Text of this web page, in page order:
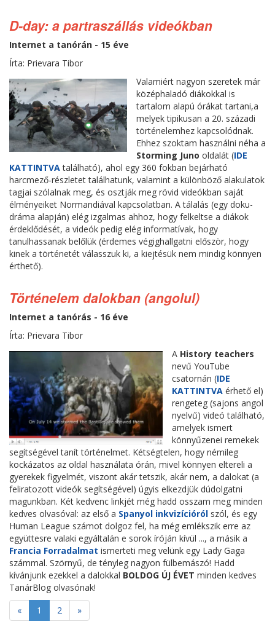
D-day: a partraszállás videókban
Internet a tanórán - 15 éve
Írta: Prievara Tibor
Valamiért nagyon szeretek már
középhaladó diákokkal is
tartalom alapú órákat tartani,a
melyek tipikusan a 20. századi
történelemhez kapcsolódnak.
Ehhez szoktam használni néha a
Storming Juno oldalát (IDE
KATTINTVAtalálható), ahol egy 360 fokban bejárható
harcmező-részletet találhatunk, valamint a különböző alakulatok
tagjai szólalnak meg, és osztják meg rövid videókban saját
élményeiket Normandiával kapcsolatban. A tálalás (egy doku-
dráma alapján) elég izgalmas ahhoz, hogy felkeltse a diákok
érdeklődését, a videók pedig elég informatívak, hogy
tanulhassanak belőlük (érdemes végighallgatni először, hogy
kinek a történetét válasszuk ki, a kiejtésük nem mindig könnyen
érthető).
Történelem dalokban (angolul)
Internet a tanórás - 16 éve
Írta: Prievara Tibor
A History teachers
nevű YouTube
csatornán (IDE
KATTINTVA érhető el)
rengeteg (sajons angol
nyelvű) videó található,
amelyek ismert
könnyűzenei remekek
segítségével tanít történelmet. Kétségtelen, hogy némileg
kockázatos az oldal használata órán, mivel könnyen eltereli a
gyerekek figyelmét, viszont akár tetszik, akár nem, a dalokat (a
feliratozott videók segítségével) úgyis elkezdjük dúdolgatni
magunkban. Két kedvenc linkjét még hadd osszam meg minden
kedves olvasóval: az első a Spanyol inkvizícióról szól, és egy
Human League számot dolgoz fel, ha még emlékszik erre az
együttesre valaki egyáltalán e sorok íróján kívül ..., a másik a
Francia Forradalmat ismerteti meg velünk egy Lady Gaga
számmal. Szörnyű, de tényleg nagyon fülbemászó! Hadd
kívánjunk ezekkel a dalokkal BOLDOG ÚJ ÉVET minden kedves
TanárBlog olvasónak!
«
1 2 »